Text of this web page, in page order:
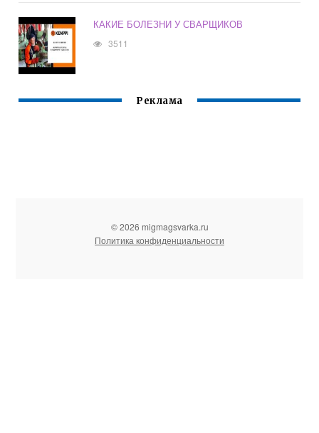
КАКИЕ БОЛЕЗНИ У СВАРЩИКОВ
3511
Реклама
© 2026 migmagsvarka.ru
Политика конфиденциальности